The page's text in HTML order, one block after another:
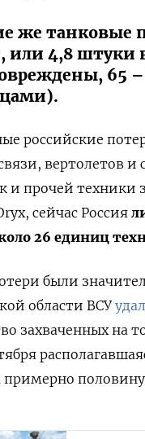
же танковые
4,8 штуки
65
российские
вертолетов
и прочей техники
сейчас Россия
26 единиц
были
области ВСУ
захваченных на
примерно